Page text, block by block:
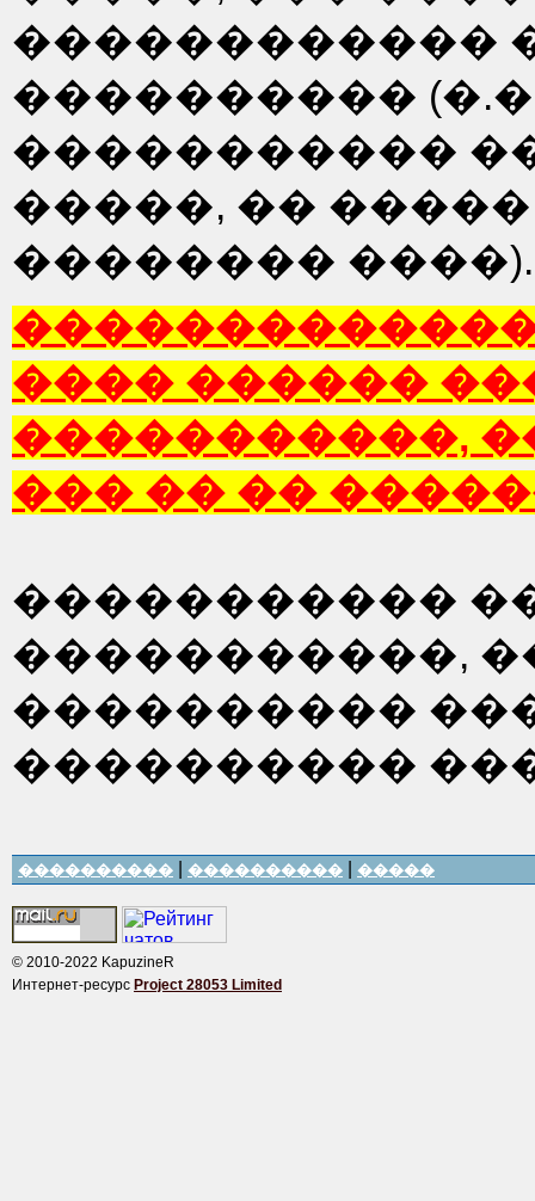
������������
����������
�����������
�����, ��
�������� ����).
���� ������
�����������,
��� �� ��
�����������
�����������,
����������
����������
���������� ���������� �����
© 2010-2022 KapuzineR
Интернет-ресурс Project 28053 Limited